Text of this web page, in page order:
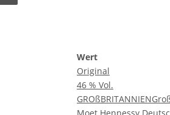
Wert
Original
46 % Vol.
GROßBRITANNIEN